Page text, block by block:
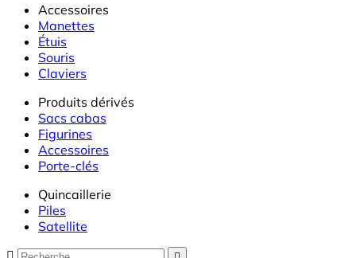
Accessoires
Manettes
Étuis
Souris
Claviers
Produits dérivés
Sacs cabas
Figurines
Accessoires
Porte-clés
Quincaillerie
Piles
Satellite